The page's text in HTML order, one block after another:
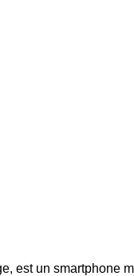
est un